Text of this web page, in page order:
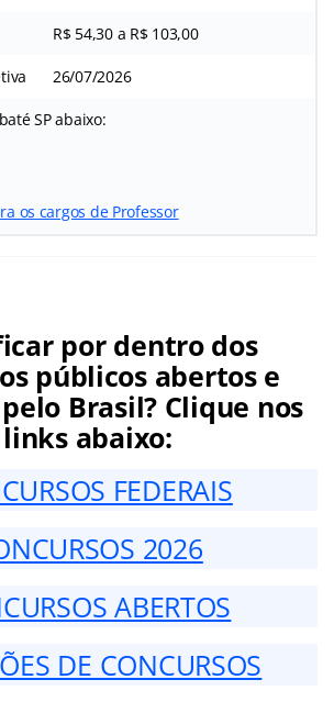
R$ 54,30 a R$ 103,00
26/07/2026
SP abaixo:
os cargos de Professor
por dentro dos
públicos abertos e
Brasil? Clique nos
links abaixo:
FEDERAIS
2026
ABERTOS
DE CONCURSOS